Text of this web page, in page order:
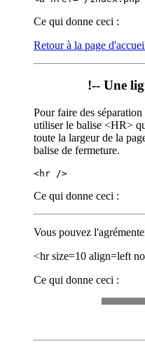
Ce qui donne ceci :
Retour à la page
!-- Une
Pour faire des
utiliser le balise <HR>
toute la largeur de la
balise de fermeture.
<hr />
Ce qui donne ceci :
Vous pouvez
<hr size=10 align=left
Ce qui donne ceci :